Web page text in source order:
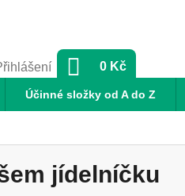
NÁKUPNÍ
0 Kč
Účinné složky od A do Z
jídelníčku